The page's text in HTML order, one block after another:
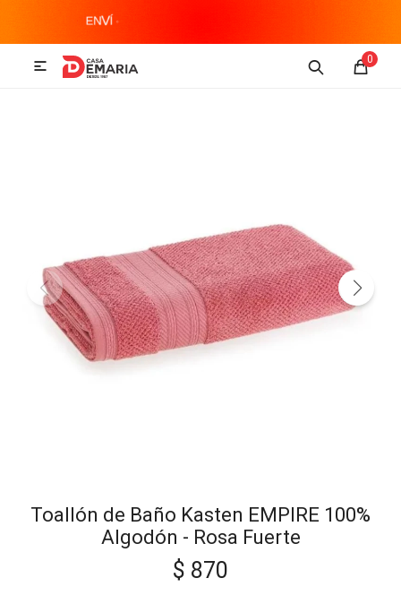
0

Toallón de Baño Kasten EMPIRE 100%
Algodón - Rosa Fuerte
$ 870
Imagen y Sonido Hogar
Accesorios